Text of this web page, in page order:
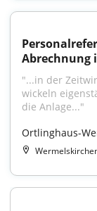
Abrechnung
"...in der
wickeln
die Anlage..."
Ortlinghaus-